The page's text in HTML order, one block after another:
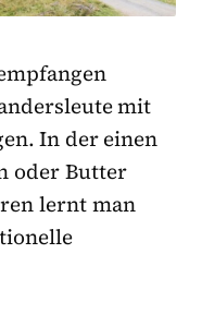
mit
In der einen
oder Butter
lernt man